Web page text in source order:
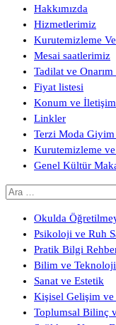
Hakkımızda
Hizmetlerimiz
Kurutemizleme
Mesai saatlerimiz
Tadilat ve
Fiyat listesi
Konum ve İletişim
Linkler
Terzi Moda
Kurutemizleme
Genel Kültür
Arama:
Okulda
Psikoloji ve Ruh
Pratik Bilgi
Bilim ve Teknoloji
Sanat ve Estetik
Kişisel Gelişim ve
Toplumsal Bilinç